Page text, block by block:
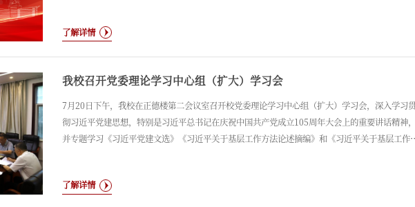
了解详情
我校召开党委理论学习中心组（扩大）学习会
7月20日下午，我校在正德楼第二会议室召开校党委理论学习中心组（扩大）学习会，深入学习
彻习近平党建思想，特别是习近平总书记在庆祝中国共产党成立105周年大会上的重要讲话精神，
并专题学习《习近平党建文选》《习近平关于基层工作方法论述摘编》和《习近平关于基层工作
席会议，会议由校党委书记崔景贵主持。本次学习通过集中收看学习材料、原文领学、交流发言相
了解详情